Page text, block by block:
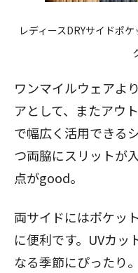
レディースDRYサイドポ
ワンマイルウェアよ
アとして、またアウ
で幅広く活用できる
つ両脇にスリットが
点がgood。
両サイドにはポケッ
に便利です。UVカッ
なる季節にぴったり